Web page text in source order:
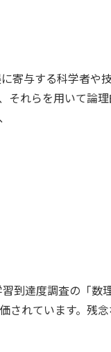
寄与する科学者や
それらを用いて論
到達度調査の「数
されています。残